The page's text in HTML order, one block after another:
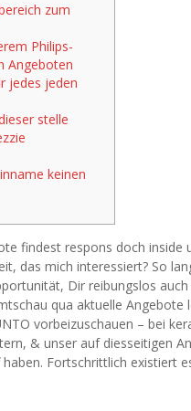
zum
Philips-
Angeboten
jedes jeden
stelle
keinen
findest respons doch
das mich interessiert? So
Dir reibungslos
qua aktuelle
vorbeizuschauen – bei
& unser auf diesseitigen
Fortschrittlich existiert